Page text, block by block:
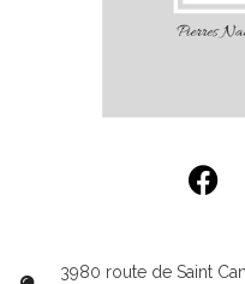
3980 route de Saint